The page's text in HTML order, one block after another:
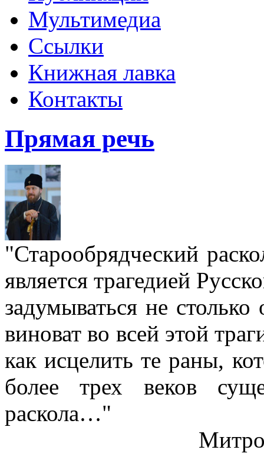
Мультимедиа
Ссылки
Книжная лавка
Контакты
Прямая речь
"Старообрядческий
является трагедией
задумываться не
виноват во всей этой
как исцелить те раны,
более трех веков
раскола…"